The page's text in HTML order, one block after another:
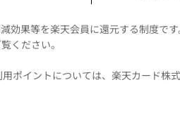
効果等を楽天会員に還元する制度で
ください。
ポイントについては、楽天カード株